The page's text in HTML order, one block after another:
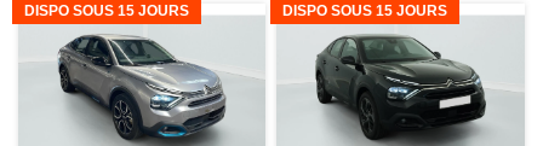
DISPO SOUS 15 JOURS DISPO SOUS 15 JOURS